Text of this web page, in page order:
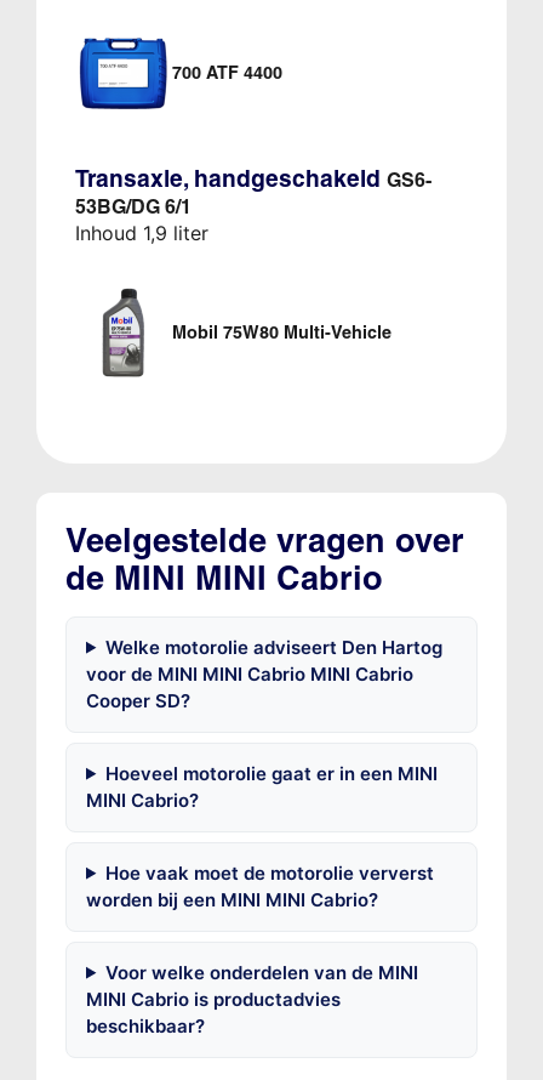
700 ATF 4400
Transaxle, handgeschakeld GS6-
53BG/DG 6/1
Inhoud 1,9 liter
Mobil 75W80 Multi-Vehicle
Veelgestelde vragen over
de MINI MINI Cabrio
Welke motorolie adviseert Den Hartog
voor de MINI MINI Cabrio MINI Cabrio
Cooper SD?
Hoeveel motorolie gaat er in een MINI
MINI Cabrio?
Hoe vaak moet de motorolie ververst
worden bij een MINI MINI Cabrio?
Voor welke onderdelen van de MINI
MINI Cabrio is productadvies
beschikbaar?